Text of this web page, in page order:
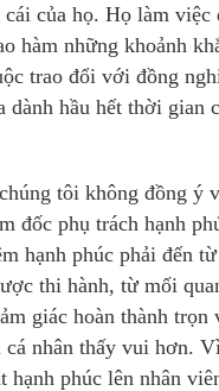
của họ. Họ làm việc
hàm những khoảnh
trao đổi với đồng
dành hầu hết thời gian
tôi không đồng ý
đốc phụ trách hạnh
hạnh phúc phải đến
thi hành, từ mối
giác hoàn thành trọn
cá nhân thấy vui hơn.
hạnh phúc lên nhân